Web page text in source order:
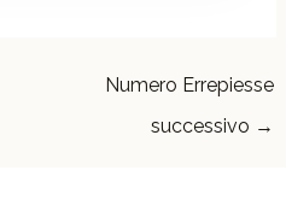
Numero Errepiesse
successivo →